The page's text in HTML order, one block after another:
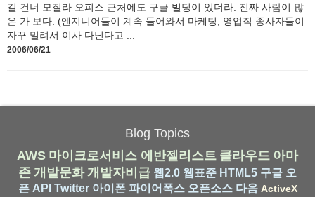
길 건너 모질라 오피스 근처에도 구글 빌딩이 있더라. 진짜 사람이 많
은 가 보다. (엔지니어들이 계속 들어와서 마케팅, 영업직 종사자들이
자꾸 밀려서 이사 다닌다고 ...
2006/06/21
Blog Topics
AWS 마이크로서비스 에반젤리스트 클라우드 아마
존 개발문화 개발자비급 웹2.0 웹표준 HTML5 구글 오
픈 API Twitter 아이폰 파이어폭스 오픈소스 다음 ActiveX